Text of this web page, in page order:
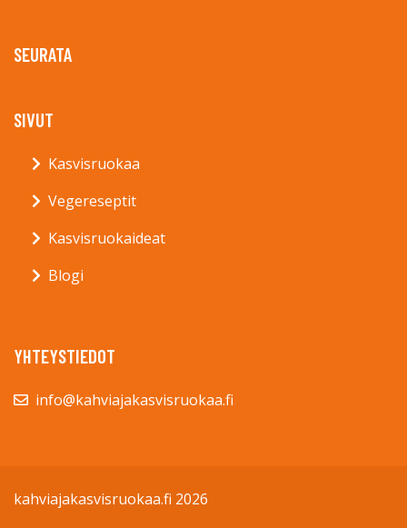
SEURATA
SIVUT
Kasvisruokaa
Vegereseptit
Kasvisruokaideat
Blogi
YHTEYSTIEDOT
info@kahviajakasvisruokaa.fi
kahviajakasvisruokaa.fi 2026